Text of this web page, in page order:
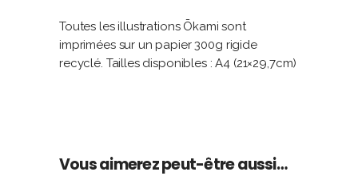
Toutes les illustrations Ōkami sont
imprimées sur un papier 300g rigide
recyclé. Tailles disponibles : A4 (21×29,7cm)
Vous aimerez peut-être aussi…